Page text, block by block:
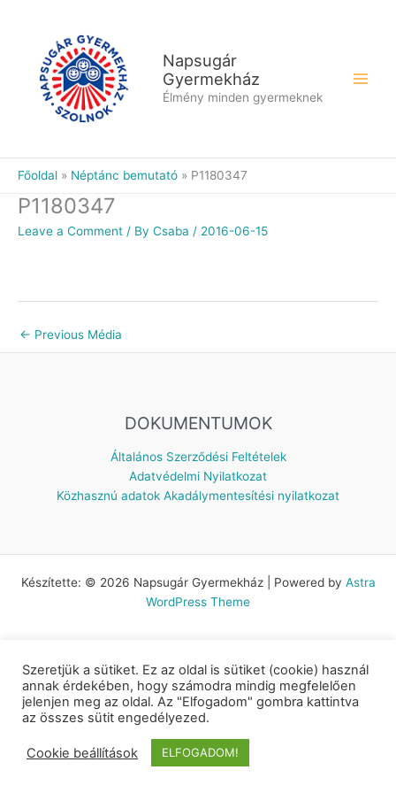
Napsugár
Gyermekház
Élmény minden gyermeknek
Főoldal Néptánc bemutató P1180347
P1180347
Leave a Comment / By Csaba / 2016-06-15
← Previous Média
DOKUMENTUMOK
Általános Szerződési Feltételek
Adatvédelmi Nyilatkozat
Közhasznú adatok Akadálymentesítési nyilatkozat
Készítette: © 2026 Napsugár Gyermekház | Powered by Astra
WordPress Theme
Szeretjük a sütiket. Ez az oldal is sütiket (cookie) használ
annak érdekében, hogy számodra mindig megfelelően
jelenjen meg az oldal. Az "Elfogadom" gombra kattintva
az összes sütit engedélyezed.
Cookie beállítások ELFOGADOM!